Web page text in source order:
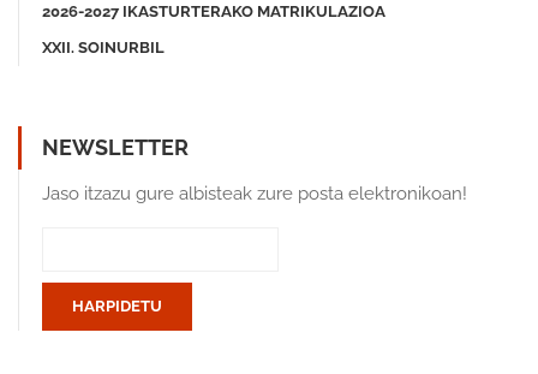
2026-2027 IKASTURTERAKO MATRIKULAZIOA
XXII. SOINURBIL
NEWSLETTER
Jaso itzazu gure albisteak zure posta elektronikoan!